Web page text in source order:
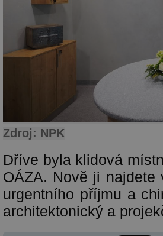
Zdroj: NPK
Dříve byla klidová
OÁZA. Nově ji
urgentního příjmu a
architektonický a